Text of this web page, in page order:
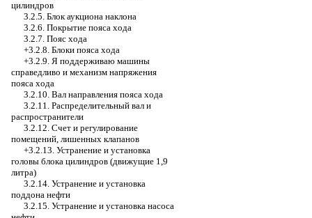
цилиндров
3.2.5. Блок аукциона наклона
3.2.6. Покрытие пояса хода
3.2.7. Пояс хода
+3.2.8. Блоки пояса хода
+3.2.9. Я поддерживаю машины
справедливо и механизм напряжения
пояса хода
3.2.10. Вал направления пояса хода
3.2.11. Распределительный вал и
распространители
3.2.12. Счет и регулирование
помещений, лишенных клапанов
+3.2.13. Устранение и установка
головы блока цилиндров (движущие 1,9
литра)
3.2.14. Устранение и установка
поддона нефти
3.2.15. Устранение и установка насоса